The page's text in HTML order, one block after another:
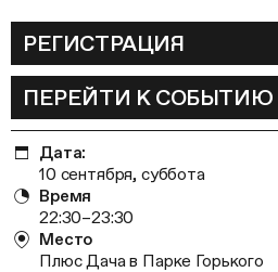
РЕГИСТРАЦИЯ
ПЕРЕЙТИ К СОБЫТИЮ
Дата:
10 сентября, суббота
Время
22:30–23:30
Место
Плюс Дача в Парке Горького